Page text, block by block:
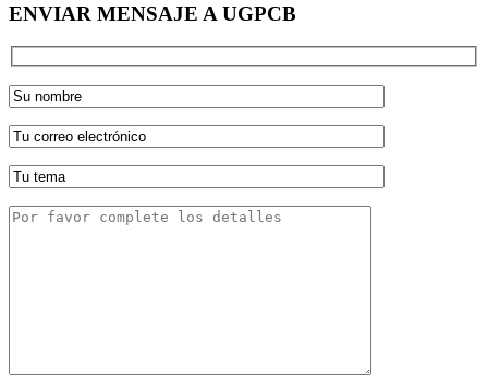
ENVIAR MENSAJE A UGPCB